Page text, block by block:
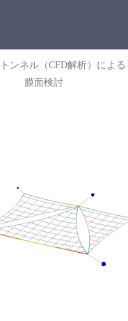
ンネル（CFD解析）による
膜面検討